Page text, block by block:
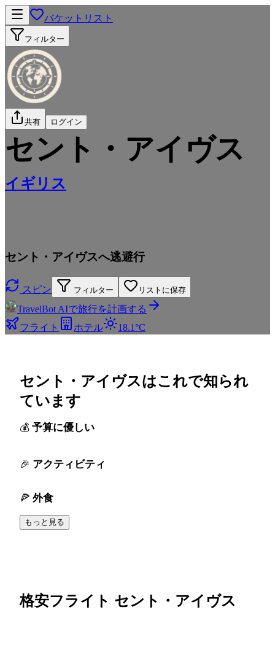
バケットリスト
フィルター
共有 ログイン
セント・アイヴス
イギリス
セント・アイヴスへ逃避行
スピン フィルター リストに保存
TravelBot AIで旅行を計画する
フライト
ホテル 18.1°C
セント・アイヴスはこれで知られ
ています
予算に優しい
アクティビティ
外食
もっと見る
格安フライト セント・アイヴス